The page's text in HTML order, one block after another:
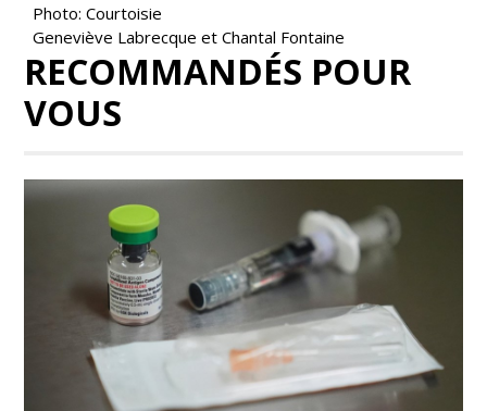
Photo: Courtoisie
Geneviève Labrecque et Chantal Fontaine
RECOMMANDÉS POUR
VOUS